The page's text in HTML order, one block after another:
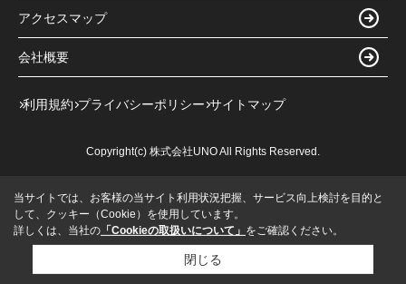
アクセスマップ
会社概要
利用規約 プライバシーポリシー サイトマップ
Copyright(c) 株式会社UNO All Rights Reserved.
当サイトでは、お客様の当サイト利用状況把握、サービス向上検討を目的と
して、クッキー（Cookie）を使用しています。
詳しくは、当社の 「Cookieの取扱いについて」 をご確認ください。
閉じる